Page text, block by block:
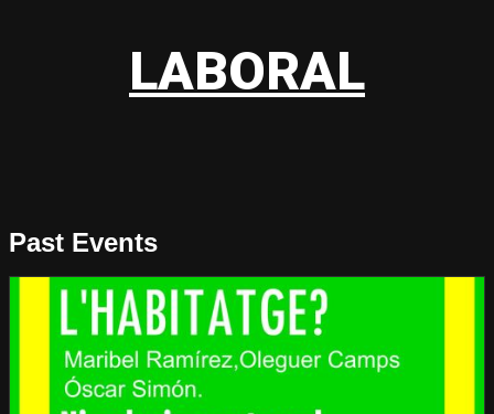
LABORAL
Past Events